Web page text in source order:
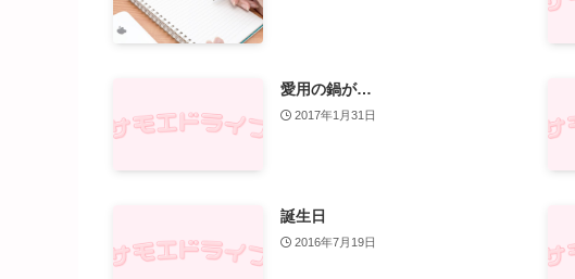
愛用の鍋が…
2017年1月31日
誕生日
2016年7月19日